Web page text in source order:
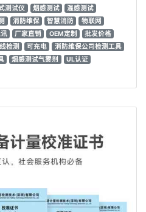
测试仪 烟感测试
温感测试
消防维保 智慧消防
物联网
厂家直销 OEM定制
批发价格
检测 可充电
消防维保公司检测工具
烟感测试气雾剂
UL认证